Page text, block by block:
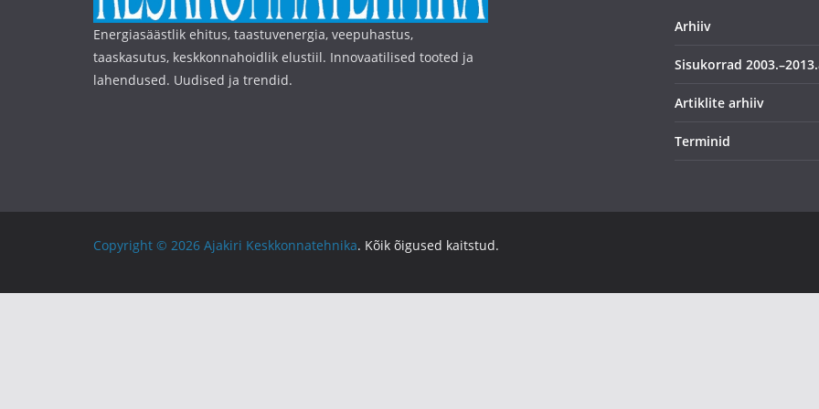
Energiasäästlik ehitus, taastuvenergia, veepuhastus,
taaskasutus, keskkonnahoidlik elustiil. Innovaatilised tooted ja
lahendused. Uudised ja trendid.
Arhiiv
Sisukorrad
Artiklite arhiiv
Terminid
Copyright © 2026 Ajakiri Keskkonnatehnika. Kõik õigused kaitstud.